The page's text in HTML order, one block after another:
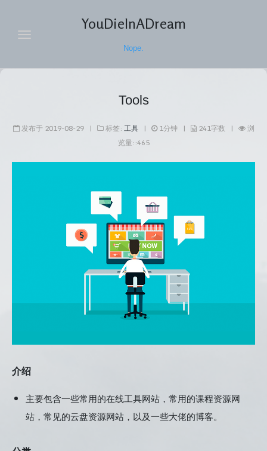
YouDieInADream
Nope.
随笔
Tools
发布于 2019-08-29 | 标签: 工具 | 1分钟 | 241字数 |
浏
览量::465
介绍
主要包含一些常用的在线工具网站，常用的课程资源网
站，常见的云盘资源网站，以及一些大佬的博客。